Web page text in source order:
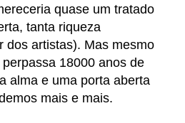
quase um tratado
tanta riqueza
dos artistas). Mas mesmo
18000 anos de
alma e uma porta aberta
mais e mais.